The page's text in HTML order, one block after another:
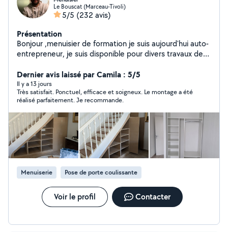
Le Bouscat (Marceau-Tivoli)
5/5 (232 avis)
Présentation
Bonjour ,menuisier de formation je suis aujourd'hui auto-
entrepreneur, je suis disponible pour divers travaux de
meuble,fabrication sur mesure, pose de pallissade,
terrasse,abri de jardin,rénovation fabrication de volet
ect....
Dernier avis laissé par Camila : 5/5
Il y a 13 jours
Très satisfait. Ponctuel, efficace et soigneux. Le montage a été
réalisé parfaitement. Je recommande.
Menuiserie Pose de porte coulissante
Voir le profil Contacter